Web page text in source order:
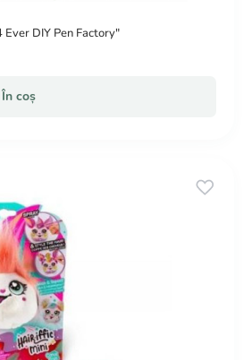
DIY Pen Factory"
În coș